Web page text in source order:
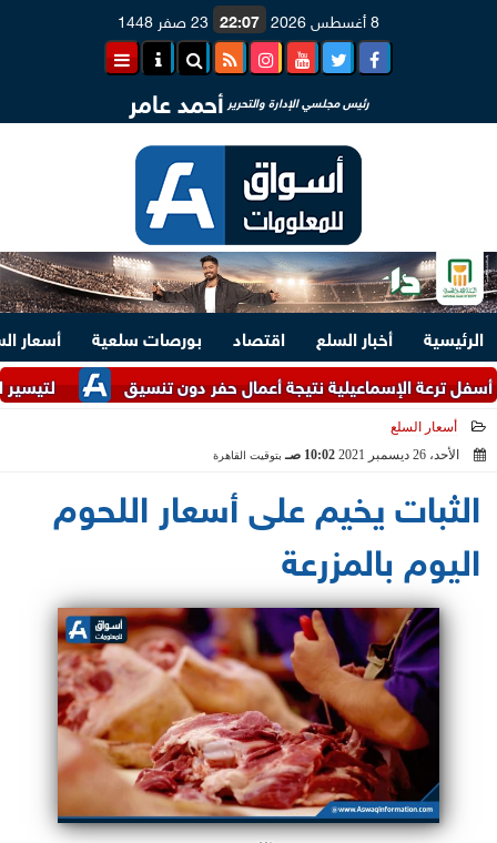
8 أغسطس 2026 22:07 23 صفر 1448
رئيس مجلسي الإدارة والتحرير أحمد عامر
الرئيسية أخبار السلع اقتصاد بورصات سلعية
أسعار
لتيسير الإجراءات..
الإسماعيلية نتيجة أعمال حفر دون تنسيق
أسعار السلع
الأحد، 26 ديسمبر 2021
10:02 صـ بتوقيت القاهرة
الثبات يخيم على أسعار اللحوم
اليوم بالمزرعة